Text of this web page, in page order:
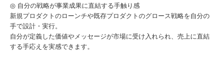
◎ 自分の戦略が事業成果に直結する手触り感
新規プロダクトのローンチや既存プロダクトのグロース戦略を自分の
手で設計・実行。
自分が定義した価値やメッセージが市場に受け入れられ、売上に直結
する手応えを実感できます。